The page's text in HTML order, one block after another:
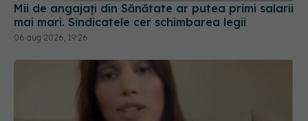
Mii de angajați din Sănătate ar putea primi salarii
mai mari. Sindicatele cer schimbarea legii
06 aug 2026, 19:26